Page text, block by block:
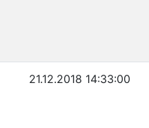
21.12.2018 14:33:00